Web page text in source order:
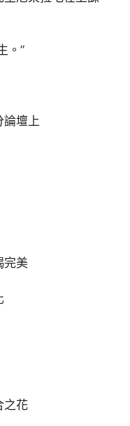
。”
論壇上
完美
之花